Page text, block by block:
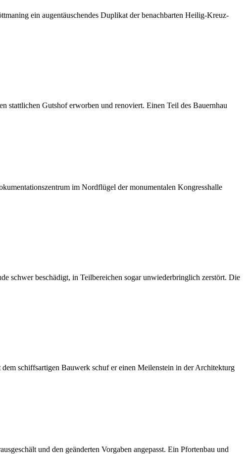
ein augentäuschendes Duplikat der benachbarten Heilig-Kreuz-
stattlichen Gutshof erworben und renoviert. Einen Teil des Bauernhau
im Nordflügel der monumentalen Kongresshalle
schwer beschädigt, in Teilbereichen sogar unwiederbringlich zerstört. Die
schiffsartigen Bauwerk schuf er einen Meilenstein in der Architekturg
und den geänderten Vorgaben angepasst. Ein Pfortenbau und